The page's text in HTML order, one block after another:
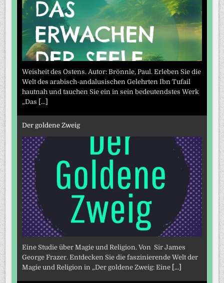
Weisheit des Ostens. Autor: Brönnle, Paul. Erleben Sie die
Welt des arabisch-andalusischen Gelehrten Ibn Tufail
hautnah und tauchen Sie ein in sein bedeutendstes Werk
„Das [...]
Der goldene Zweig
Eine Studie über Magie und Religion. Von Sir James
George Frazer. Entdecken Sie die faszinierende Welt der
Magie und Religion in „Der goldene Zweig: Eine [...]